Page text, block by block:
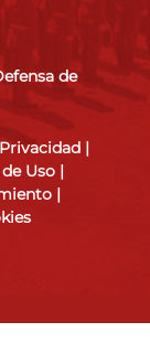
de
|
Uso|
|